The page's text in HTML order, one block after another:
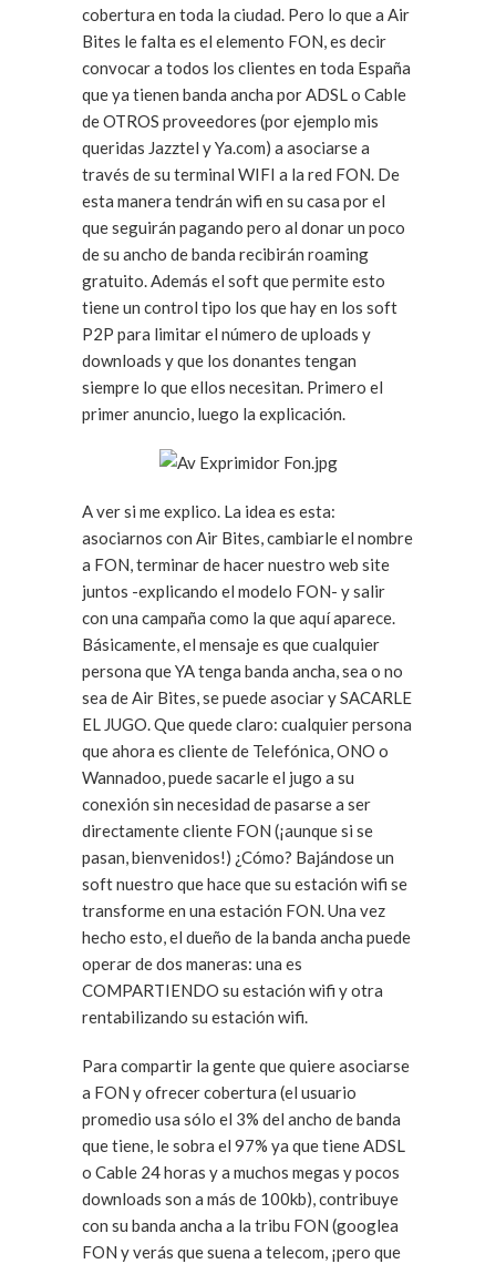
cobertura en toda la ciudad. Pero lo que a Air
Bites le falta es el elemento FON, es decir
convocar a todos los clientes en toda España
que ya tienen banda ancha por ADSL o Cable
de OTROS proveedores (por ejemplo mis
queridas Jazztel y Ya.com) a asociarse a
través de su terminal WIFI a la red FON. De
esta manera tendrán wifi en su casa por el
que seguirán pagando pero al donar un poco
de su ancho de banda recibirán roaming
gratuito. Además el soft que permite esto
tiene un control tipo los que hay en los soft
P2P para limitar el número de uploads y
downloads y que los donantes tengan
siempre lo que ellos necesitan. Primero el
primer anuncio, luego la explicación.
A ver si me explico. La idea es esta:
asociarnos con Air Bites, cambiarle el nombre
a FON, terminar de hacer nuestro web site
juntos -explicando el modelo FON- y salir
con una campaña como la que aquí aparece.
Básicamente, el mensaje es que cualquier
persona que YA tenga banda ancha, sea o no
sea de Air Bites, se puede asociar y SACARLE
EL JUGO. Que quede claro: cualquier persona
que ahora es cliente de Telefónica, ONO o
Wannadoo, puede sacarle el jugo a su
conexión sin necesidad de pasarse a ser
directamente cliente FON (¡aunque si se
pasan, bienvenidos!) ¿Cómo? Bajándose un
soft nuestro que hace que su estación wifi se
transforme en una estación FON. Una vez
hecho esto, el dueño de la banda ancha puede
operar de dos maneras: una es
COMPARTIENDO su estación wifi y otra
rentabilizando su estación wifi.
Para compartir la gente que quiere asociarse
a FON y ofrecer cobertura (el usuario
promedio usa sólo el 3% del ancho de banda
que tiene, le sobra el 97% ya que tiene ADSL
o Cable 24 horas y a muchos megas y pocos
downloads son a más de 100kb), contribuye
con su banda ancha a la tribu FON (googlea
FON y verás que suena a telecom, ¡pero que